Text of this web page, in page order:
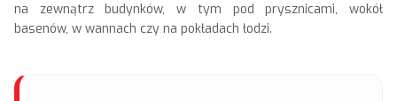
na zewnątrz budynków, w tym pod prysznicami, wokół
basenów, w wannach czy na pokładach łodzi.